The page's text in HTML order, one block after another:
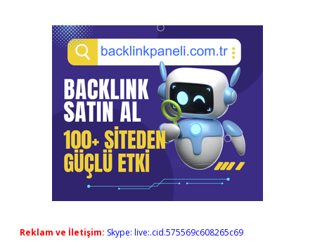
Reklam ve İletişim: Skype: live:.cid.575569c608265c69